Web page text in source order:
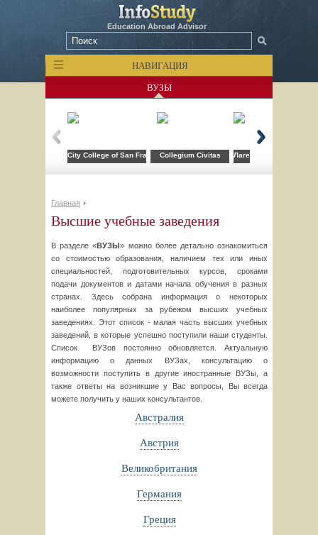
Education Abroad Advisor
НАВИГАЦИЯ
ВУЗЫ
City College of San FranciscoCollegium Civitas Лагерь компьютерных
Главная
Высшие учебные заведения
В разделе «ВУЗЫ» можно более детально ознакомиться
со стоимостью образования, наличием тех или иных
специальностей, подготовительных курсов, сроками
подачи документов и датами начала обучения в разных
странах. Здесь собрана информация о некоторых
наиболее популярных за рубежом высших учебных
заведениях. Этот список - малая часть высших учебных
заведений, в которые успешно поступили наши студенты.
Список ВУЗов постоянно обновляется. Актуальную
информацию о данных ВУЗах, консультацию о
возможности поступить в другие иностранные ВУЗы, а
также ответы на возникшие у Вас вопросы, Вы всегда
можете получить у наших консультантов.
Австралия
Австрия
Великобритания
Германия
Греция